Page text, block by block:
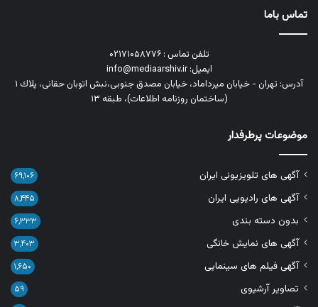
تماس باما
تلفن تماس : ۰۲۱۷۱۰۵۸۷۷۶
ایمیل: info@mediaarshiv.ir
آدرس: تهران - خیابان میرداماد، خیابان مصدق جنوبی،نبش اتوبان حقانی، پلاك ١
(ساختمان روزنامه اطلاعات)، طبقه ۱۳
موضوعات پرطرفدار
آگهی های تلویزیونی ایران ۶۹,۱۰۶
آگهی های رادیویی ایران ۸,۴۴۵
بدون دسته بندی ۶,۳۳۳
آگهی های نمایش خانگی ۳,۴۰۳
آگهی فیلم های سینمایی ۱,۶۵۰
تصاویر آرشیوی ۵۹